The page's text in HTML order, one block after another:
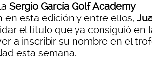
Sergio García Golf Academy
en esta edición y entre ellos,
el título que ya consiguió en
a inscribir su nombre en el
esta semana.